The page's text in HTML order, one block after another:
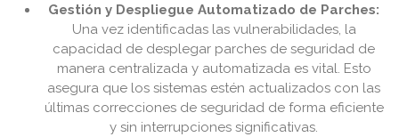
Gestión y Despliegue Automatizado de Parches:
Una vez identificadas las vulnerabilidades, la
capacidad de desplegar parches de seguridad de
manera centralizada y automatizada es vital. Esto
asegura que los sistemas estén actualizados con las
últimas correcciones de seguridad de forma eficiente
y sin interrupciones significativas.